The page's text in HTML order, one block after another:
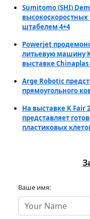
Sumitomo (SHI)
штабелем 4+4
Powerjet
литьевую машину
выставке Chinaplas
Arge Robotic
прямоугольного
На выставке K Fair
представляет
пластиковых
Ваше имя: